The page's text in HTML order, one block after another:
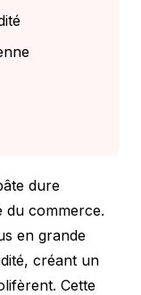
dure
du commerce.
en grande
créant un
Cette